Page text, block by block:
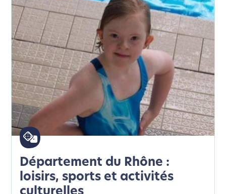
Département du Rhône :
loisirs, sports et activités